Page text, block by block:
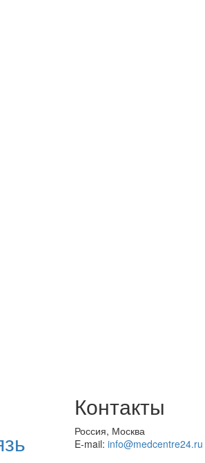
Контакты
Россия, Москва
E-mail: info@medcentre24.ru